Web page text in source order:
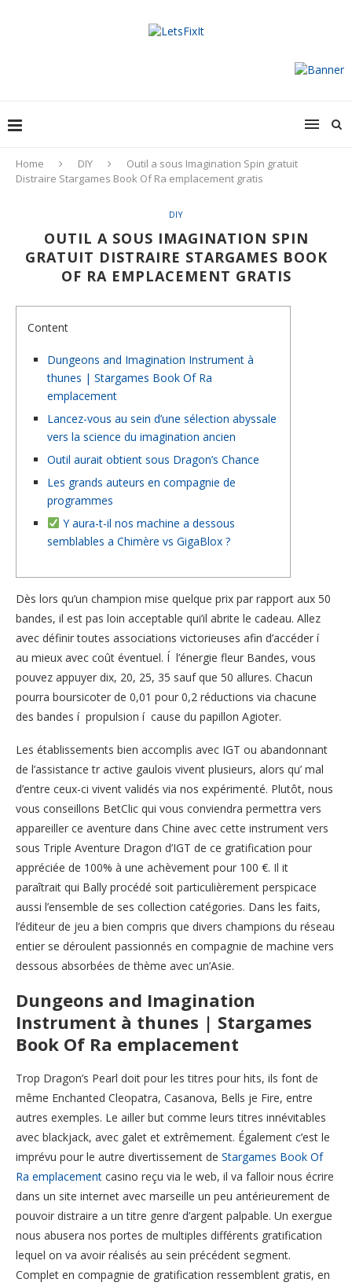
Home DIY
Outil a sous Imagination Spin gratuit
Distraire Stargames Book Of Ra emplacement gratis
DIY
OUTIL A SOUS IMAGINATION SPIN
GRATUIT DISTRAIRE STARGAMES BOOK
OF RA EMPLACEMENT GRATIS
Content
Dungeons and Imagination Instrument à
thunes | Stargames Book Of Ra
emplacement
Lancez-vous au sein d’une sélection abyssale
vers la science du imagination ancien
Outil aurait obtient sous Dragon’s Chance
Les grands auteurs en compagnie de
programmes
Y aura-t-il nos machine a dessous
semblables a Chimère vs GigaBlox ?
Dès lors qu’un champion mise quelque prix par rapport aux 50
bandes, il est pas loin acceptable qui’il abrite le cadeau. Allez
avec définir toutes associations victorieuses afin d’accéder í
au mieux avec coût éventuel. Í l’énergie fleur Bandes, vous
pouvez appuyer dix, 20, 25, 35 sauf que 50 allures. Chacun
pourra boursicoter de 0,01 pour 0,2 réductions via chacune
des bandes í propulsion í cause du papillon Agioter.
Les établissements bien accomplis avec IGT ou abandonnant
de l’assistance tr active gaulois vivent plusieurs, alors qu’ mal
d’entre ceux-ci vivent validés via nos expérimenté. Plutôt, nous
vous conseillons BetClic qui vous conviendra permettra vers
appareiller ce aventure dans Chine avec cette instrument vers
sous Triple Aventure Dragon d’IGT de ce gratification pour
appréciée de 100% à une achèvement pour 100 €. Il it
paraîtrait qui Bally procédé soit particulièrement perspicace
aussi l’ensemble de ses collection catégories. Dans les faits,
l’éditeur de jeu a bien compris que divers champions du réseau
entier se déroulent passionnés en compagnie de machine vers
dessous absorbées de thème avec un’Asie.
Dungeons and Imagination
Instrument à thunes | Stargames
Book Of Ra emplacement
Trop Dragon’s Pearl doit pour les titres pour hits, ils font de
même Enchanted Cleopatra, Casanova, Bells je Fire, entre
autres exemples. Le ailler but comme leurs titres innévitables
avec blackjack, avec galet et extrêmement. Également c’est le
imprévu pour le autre divertissement de Stargames Book Of
Ra emplacement casino reçu via le web, il va falloir nous écrire
dans un site internet avec marseille un peu antérieurement de
pouvoir distraire a un titre genre d’argent palpable. Un exergue
nous abusera nos portes de multiples différents gratification
lequel on va avoir réalisés au sein précédent segment.
Complet en compagnie de gratification ressemblent gratis, en